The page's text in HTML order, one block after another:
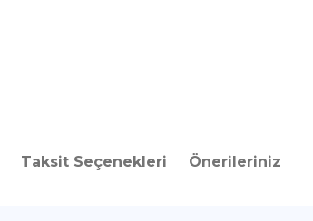
Taksit Seçenekleri Önerileriniz